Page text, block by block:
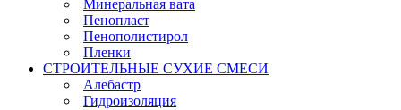
Минеральная вата
Пенопласт
Пенополистирол
Пленки
СТРОИТЕЛЬНЫЕ СУХИЕ СМЕСИ
Алебастр
Гидроизоляция